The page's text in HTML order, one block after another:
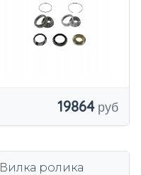
19864
Вилка ролика